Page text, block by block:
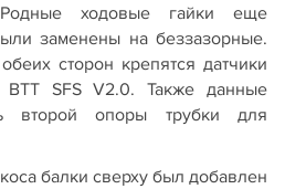
ходовые гайки еще
заменены на беззазорные.
сторон крепятся датчики
BTT SFS V2.0. Также данные
второй опоры трубки для
балки сверху был добавлен